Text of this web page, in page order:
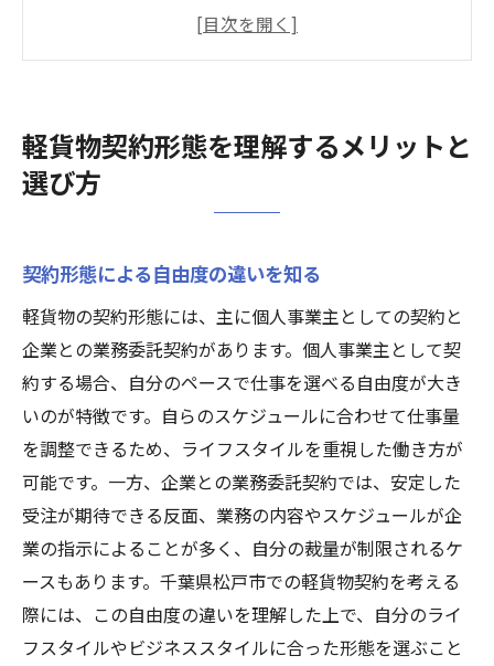
松戸市での最適な軽貨物契約とは
業務効率を高める契約のポイント
自由を求めるなら個人事業主としての軽貨物契
約
個人契約がもたらす自由と責任
松戸市で個人事業主になるためのステップ
個人契約と経営の基礎知識
柔軟な働き方を可能にする工夫
個人事業主として成功するためのヒント
企業契約のメリットとデメリットを徹底解説
企業契約による安定感の魅力
給与体系と福利厚生の比較
企業契約で避けるべきリスクとは
企業契約のデメリットとその対策
企業と個人の契約での働き方の違い
軽貨物契約形態を理解するメリットと
選び方
契約形態による自由度の違いを知る
軽貨物の契約形態には、主に個人事業主としての契約と
企業との業務委託契約があります。個人事業主として契
約する場合、自分のペースで仕事を選べる自由度が大き
いのが特徴です。自らのスケジュールに合わせて仕事量
を調整できるため、ライフスタイルを重視した働き方が
可能です。一方、企業との業務委託契約では、安定した
受注が期待できる反面、業務の内容やスケジュールが企
業の指示によることが多く、自分の裁量が制限されるケ
ースもあります。千葉県松戸市での軽貨物契約を考える
際には、この自由度の違いを理解した上で、自分のライ
フスタイルやビジネススタイルに合った形態を選ぶこと